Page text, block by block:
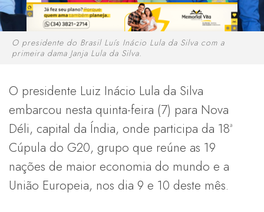
O presidente do Brasil Luís Inácio Lula da Silva com a
primeira dama Janja Lula da Silva.
O presidente Luiz Inácio Lula da Silva
embarcou nesta quinta-feira (7) para Nova
Déli, capital da Índia, onde participa da 18ª
Cúpula do G20, grupo que reúne as 19
nações de maior economia do mundo e a
União Europeia, nos dia 9 e 10 deste mês.